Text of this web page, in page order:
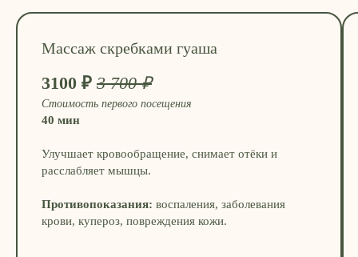
Массаж скребками гуаша
3100 ₽ 3 700 ₽
Стоимость первого посещения
40 мин
Улучшает кровообращение, снимает отёки и
расслабляет мышцы.
Противопоказания: воспаления, заболевания
крови, купероз, повреждения кожи.